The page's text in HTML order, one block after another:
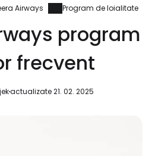
Airways Program de loialitate
program
frecvent
actualizate 21. 02. 2025
a călătorilor